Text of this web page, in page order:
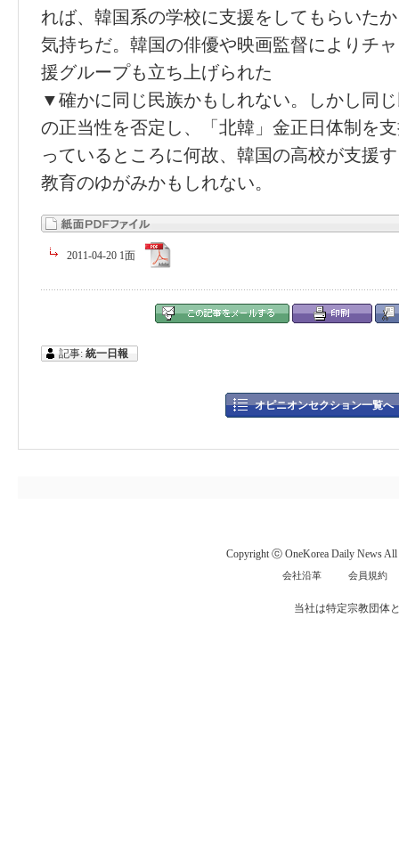
れば、韓国系の学校に支援をしてもらいた
気持ちだ。韓国の俳優や映画監督によりチ
援グループも立ち上げられた
▼確かに同じ民族かもしれない。しかし同
の正当性を否定し、「北韓」金正日体制を
っているところに何故、韓国の高校が支援
教育のゆがみかもしれない。
2011-04-20 1面
記事: 統一日報
オピニオンセクション一覧へ
Copyright ⓒ OneKorea Daily News All
会社沿革 会員規約
当社は特定宗教団体